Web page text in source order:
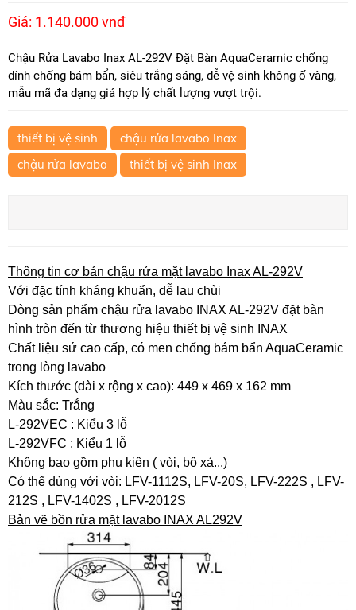
Giá: 1.140.000 vnđ
Chậu Rửa Lavabo Inax AL-292V Đặt Bàn AquaCeramic chống
dính chống bám bẩn, siêu trắng sáng, dễ vệ sinh không ố vàng,
mẫu mã đa dạng giá hợp lý chất lượng vượt trội.
thiết bị vệ sinh
chậu rửa lavabo Inax
chậu rửa lavabo
thiết bị vệ sinh Inax
Thông tin cơ bản chậu rửa mặt lavabo Inax AL-292V
Với đặc tính kháng khuẩn, dễ lau chùi
Dòng sản phẩm chậu rửa lavabo INAX AL-292V đặt bàn
hình tròn đến từ thương hiệu thiết bị vệ sinh INAX
Chất liệu sứ cao cấp, có men chống bám bẩn AquaCeramic
trong lòng lavabo
Kích thước (dài x rộng x cao): 449 x 469 x 162 mm
Màu sắc: Trắng
L-292VEC : Kiểu 3 lỗ
L-292VFC : Kiểu 1 lỗ
Không bao gồm phụ kiện ( vòi, bộ xả...)
Có thể dùng với vòi: LFV-1112S, LFV-20S, LFV-222S , LFV-
212S , LFV-1402S , LFV-2012S
Bản vẽ bồn rửa mặt lavabo INAX AL292V